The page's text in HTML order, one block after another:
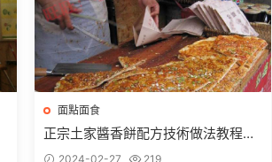
面點面食
正宗土家醬香餅配方技術做法教程創
業擺攤特色小吃培訓商用
2024-02-27 219